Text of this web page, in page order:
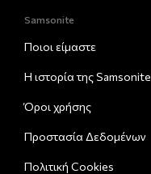
Samsonite
Ποιοι είμαστε
Η ιστορία της Samsonite
Όροι χρήσης
Προστασία Δεδομένων
Πολιτική Cookies